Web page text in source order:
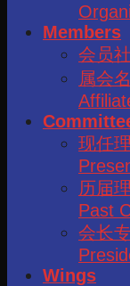
Members
会员
属会
现任
历届
Past
会长
Wings